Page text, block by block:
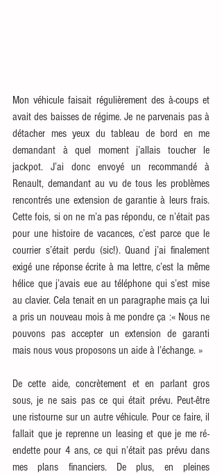
Mon véhicule faisait régulièrement des à-coups et
avait des baisses de régime. Je ne parvenais pas à
détacher mes yeux du tableau de bord en me
demandant à quel moment j’allais toucher le
jackpot. J’ai donc envoyé un recommandé à
Renault, demandant au vu de tous les problèmes
rencontrés une extension de garantie à leurs frais.
Cette fois, si on ne m’a pas répondu, ce n’était pas
pour une histoire de vacances, c’est parce que le
courrier s’était perdu (sic!). Quand j’ai finalement
exigé une réponse écrite à ma lettre, c’est la même
hélice que j’avais eue au téléphone qui s’est mise
au clavier. Cela tenait en un paragraphe mais ça lui
a pris un nouveau mois à me pondre ça :« Nous ne
pouvons pas accepter un extension de garanti
mais nous vous proposons un aide à l’échange. »
De cette aide, concrètement et en parlant gros
sous, je ne sais pas ce qui était prévu. Peut-être
une ristourne sur un autre véhicule. Pour ce faire, il
fallait que je reprenne un leasing et que je me ré-
endette pour 4 ans, ce qui n’était pas prévu dans
mes plans financiers. De plus, en pleines